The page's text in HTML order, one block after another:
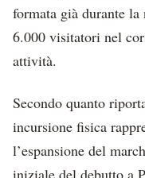
formata già durante
6.000 visitatori nel
attività.
Secondo quanto
incursione fisica
l’espansione del
iniziale del debutto a